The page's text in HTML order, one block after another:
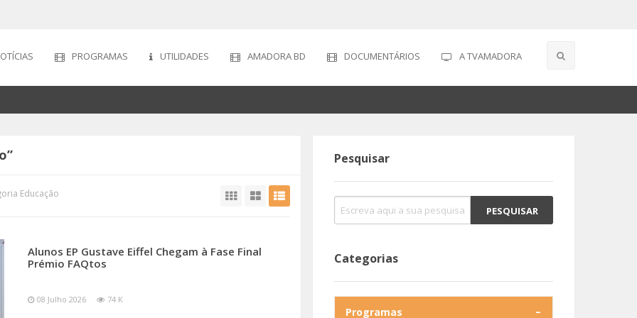
PROGRAMAS UTILIDADES AMADORA BD DOCUMENTÁRIOS A TVAMADORA
Educação
Alunos EP Gustave Eiffel Chegam à Fase Final
Prémio FAQtos
08 Julho 2026 74 K
Pesquisar
Categorias
Programas